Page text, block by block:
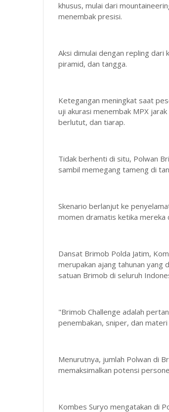
khusus, mulai dari
menembak presisi.
Aksi dimulai dengan repling
piramid, dan tangga.
Ketegangan meningkat saat
uji akurasi menembak MPX
berlutut, dan tiarap.
Tidak berhenti di situ, Polwan
sambil memegang tameng di
Skenario berlanjut ke
momen dramatis ketika
Dansat Brimob Polda Jatim,
merupakan ajang tahunan yang
satuan Brimob di seluruh
"Brimob Challenge adalah
penembakan, sniper, dan
Menurutnya, jumlah Polwan di
memaksimalkan potensi
Kombes Suryo mengatakan di